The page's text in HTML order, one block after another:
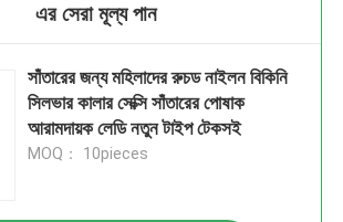
এর সেরা মূল্য পান
সাঁতারের জন্য মহিলাদের রুচড নাইলন বিকিনি
সিলভার কালার সেক্সি সাঁতারের পোষাক
আরামদায়ক লেডি নতুন টাইপ টেকসই
MOQ： 10pieces